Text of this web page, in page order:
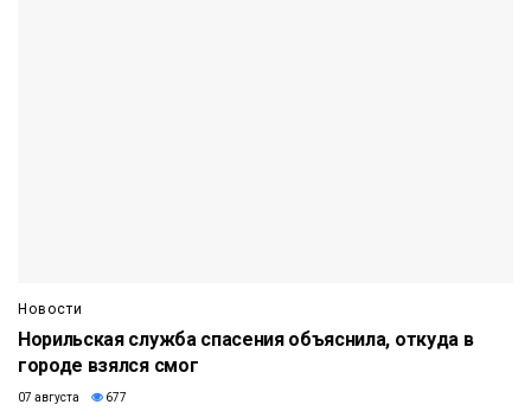
Новости
Норильская служба спасения объяснила, откуда в
городе взялся смог
07 августа 677